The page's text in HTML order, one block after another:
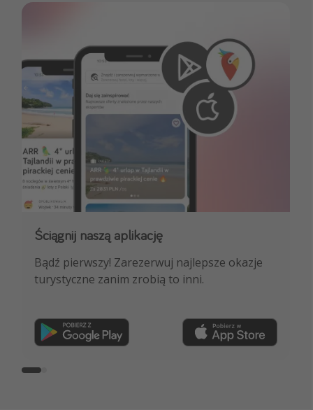
Ściągnij naszą aplikację
Bądź pierwszy! Zarezerwuj najlepsze okazje
turystyczne zanim zrobią to inni.
Dołącz do naszego kanału na WhatsApp
NAJLEPSZE oferty podróżnicze, porady
ekspertów i wiele więcej!